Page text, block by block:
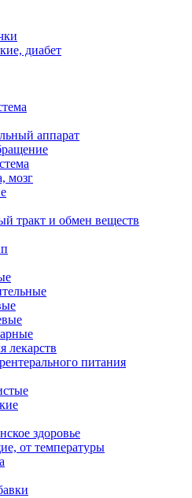
диабет
аппарат
мозг
тракт и обмен веществ
лекарств
питания
здоровье
от температуры